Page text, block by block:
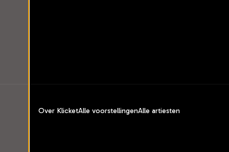
Over KlicketAlle voorstellingenAlle artiesten